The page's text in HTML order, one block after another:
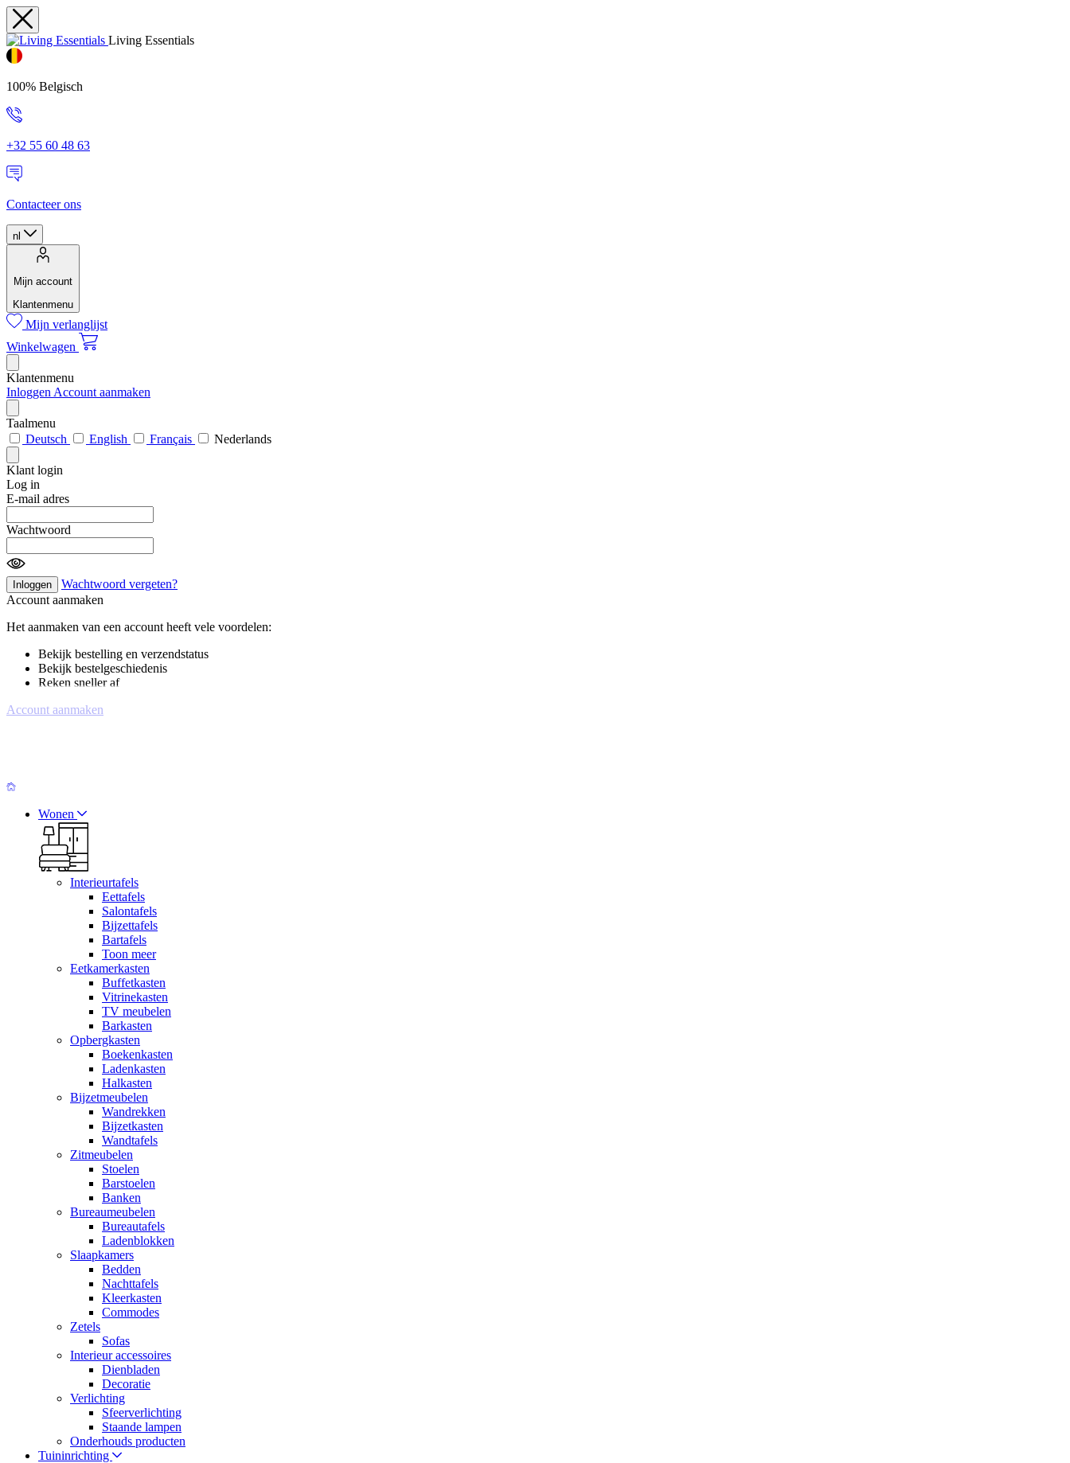
Living Essentials
100% Belgisch
+32 55 60 48 63
Contacteer ons
nl
Mijn account
Klantenmenu
Mijn verlanglijst
Winkelwagen
Klantenmenu
Inloggen Account aanmaken
Taalmenu
Deutsch
English Français Nederlands
Klant login
Log in
E-mail adres
Wachtwoord
Inloggen
Wachtwoord vergeten?
Account aanmaken
Het aanmaken van een account heeft vele voordelen:
Bekijk bestelling en verzendstatus
Bekijk bestelgeschiedenis
Reken sneller af
Account aanmaken
Wonen
Interieurtafels
Eettafels
Salontafels
Bijzettafels
Bartafels
Toon meer
Eetkamerkasten
Buffetkasten
Vitrinekasten
TV meubelen
Barkasten
Opbergkasten
Boekenkasten
Ladenkasten
Halkasten
Bijzetmeubelen
Wandrekken
Bijzetkasten
Wandtafels
Zitmeubelen
Stoelen
Barstoelen
Banken
Bureaumeubelen
Bureautafels
Ladenblokken
Slaapkamers
Bedden
Nachttafels
Kleerkasten
Commodes
Zetels
Sofas
Interieur accessoires
Dienbladen
Decoratie
Verlichting
Sfeerverlichting
Staande lampen
Onderhouds producten
Tuininrichting